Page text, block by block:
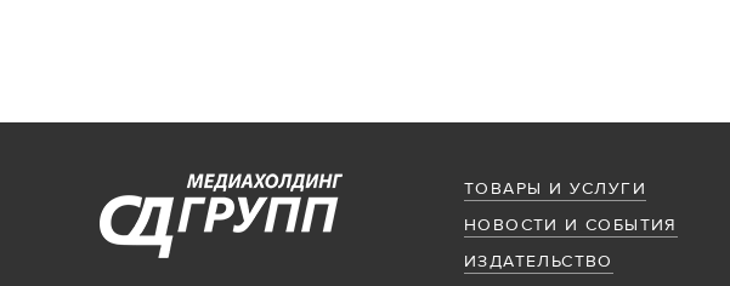
ТОВАРЫ И УСЛУГИ
НОВОСТИ И СОБЫТИЯ
ИЗДАТЕЛЬСТВО